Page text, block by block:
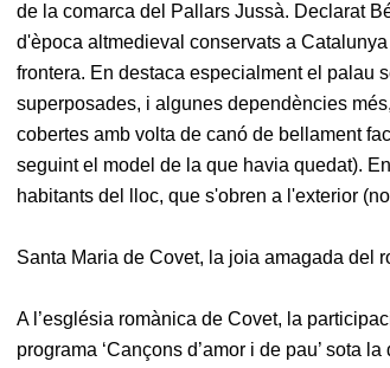
de la comarca del Pallars Jussà. Declarat
d'època altmedieval conservats a
frontera. En destaca especialment el palau
superposades, i algunes dependències
cobertes amb volta de canó de bellament
seguint el model de la que havia quedat).
habitants del lloc, que s'obren a l'exterior
Santa Maria de Covet, la joia amagada del
A l’església romànica de Covet, la
programa ‘Cançons d’amor i de pau’ sota